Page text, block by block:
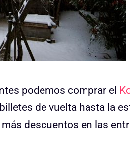
podemos comprar el
de vuelta hasta la
descuentos en las